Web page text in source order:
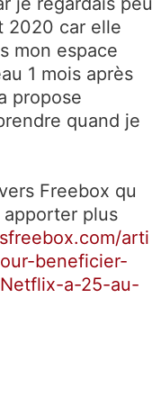
2020 car elle
mon espace
1 mois après
propose
quand je
Freebox qu
plus
arti
beneficier-
a-25-au-